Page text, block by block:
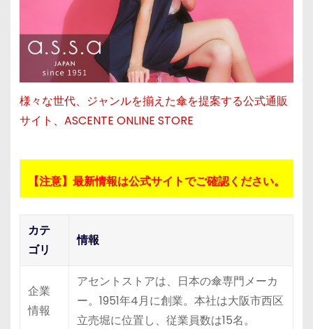
様々な世代、ジャンルを揃えた傘を提案する公式通販
サイト、ASCENTE ONLINE STORE
【注意】最新情報は公式サイトでご確認ください。
カテ
ゴリ
情報
企業
情報
アセントストアは、日本の傘専門メーカ
ー。1951年4月に創業。本社は大阪市西区
立売堀に位置し、従業員数は15名。